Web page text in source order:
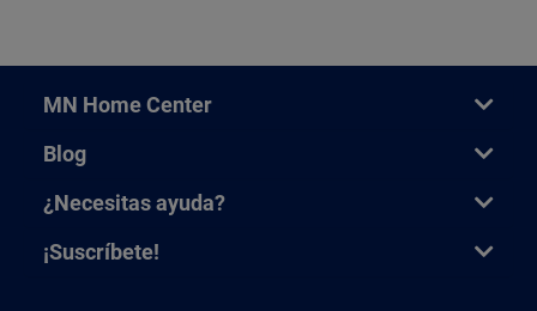
MN Home Center
Blog
¿Necesitas ayuda?
¡Suscríbete!